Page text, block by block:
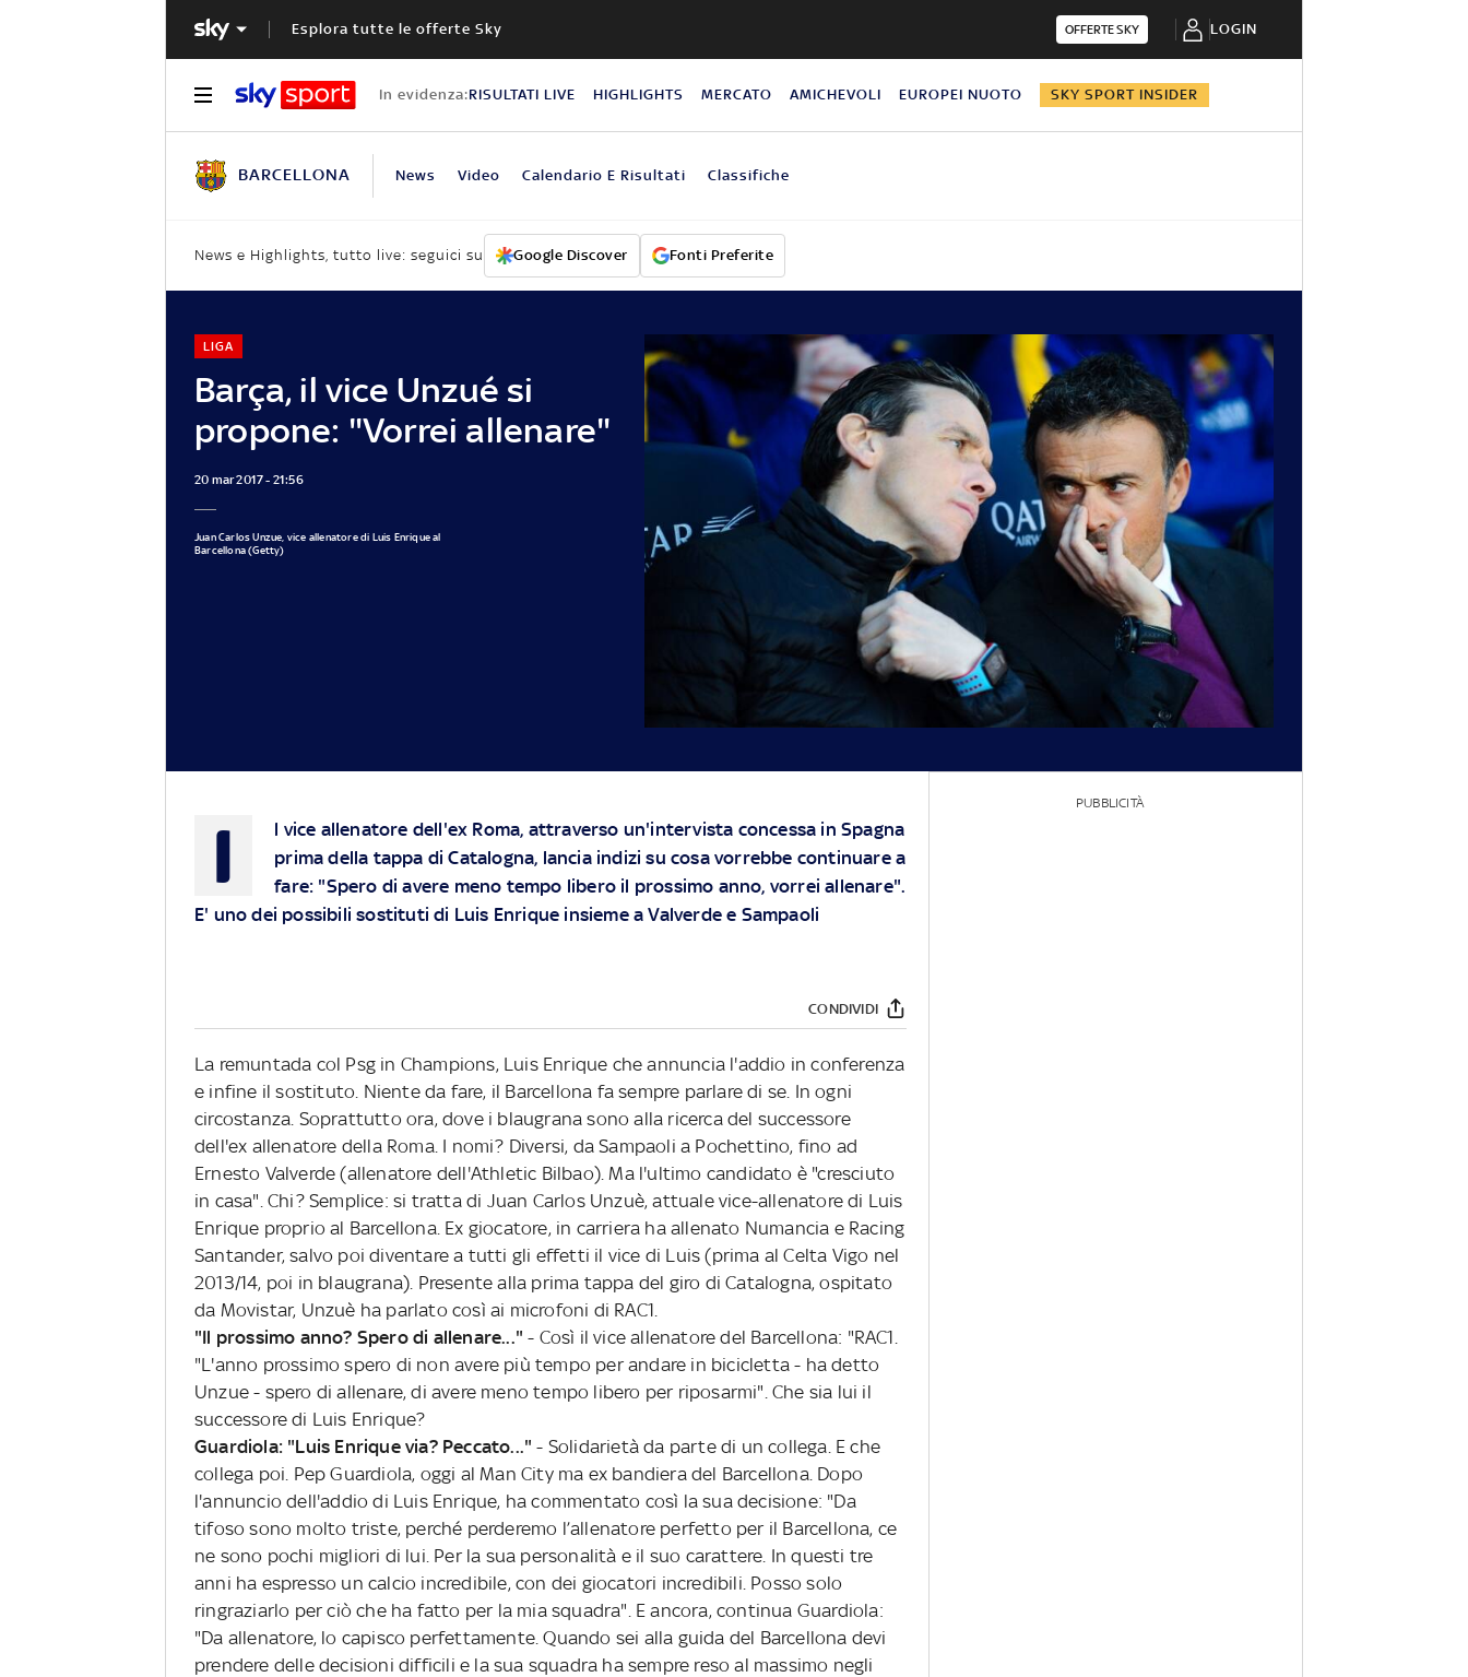
Esplora tutte le offerte Sky OFFERTE SKY LOGIN
In evidenza:RISULTATI LIVE HIGHLIGHTS MERCATO AMICHEVOLI EUROPEI NUOTO SKY SPORT INSIDER
BARCELLONA News Video Calendario E Risultati Classifiche
News e Highlights, tutto live: seguici su Google Discover Fonti Preferite
Barça, il vice Unzué si
propone: "Vorrei allenare"
LIGA
20 mar 2017 - 21:56
Juan Carlos Unzue, vice allenatore di Luis Enrique al
Barcellona (Getty)
I
l vice allenatore dell'ex Roma, attraverso un'intervista concessa in Spagna
prima della tappa di Catalogna, lancia indizi su cosa vorrebbe continuare a
fare: "Spero di avere meno tempo libero il prossimo anno, vorrei allenare".
E' uno dei possibili sostituti di Luis Enrique insieme a Valverde e Sampaoli
CONDIVIDI
La remuntada col Psg in Champions, Luis Enrique che annuncia l'addio in conferenza
e infine il sostituto. Niente da fare, il Barcellona fa sempre parlare di se. In ogni
circostanza. Soprattutto ora, dove i blaugrana sono alla ricerca del successore
dell'ex allenatore della Roma. I nomi? Diversi, da Sampaoli a Pochettino, fino ad
Ernesto Valverde (allenatore dell'Athletic Bilbao). Ma l'ultimo candidato è "cresciuto
in casa". Chi? Semplice: si tratta di Juan Carlos Unzuè, attuale vice-allenatore di Luis
Enrique proprio al Barcellona. Ex giocatore, in carriera ha allenato Numancia e Racing
Santander, salvo poi diventare a tutti gli effetti il vice di Luis (prima al Celta Vigo nel
2013/14, poi in blaugrana). Presente alla prima tappa del giro di Catalogna, ospitato
da Movistar, Unzuè ha parlato così ai microfoni di RAC1.
"Il prossimo anno? Spero di allenare..." - Così il vice allenatore del Barcellona: "RAC1.
"L'anno prossimo spero di non avere più tempo per andare in bicicletta - ha detto
Unzue - spero di allenare, di avere meno tempo libero per riposarmi". Che sia lui il
successore di Luis Enrique?
Guardiola: "Luis Enrique via? Peccato..."- Solidarietà da parte di un collega. E che
collega poi. Pep Guardiola, oggi al Man City ma ex bandiera del Barcellona. Dopo
l'annuncio dell'addio di Luis Enrique, ha commentato così la sua decisione: "Da
tifoso sono molto triste, perché perderemo l’allenatore perfetto per il Barcellona, ce
ne sono pochi migliori di lui. Per la sua personalità e il suo carattere. In questi tre
anni ha espresso un calcio incredibile, con dei giocatori incredibili. Posso solo
ringraziarlo per ciò che ha fatto per la mia squadra". E ancora, continua Guardiola:
"Da allenatore, lo capisco perfettamente. Quando sei alla guida del Barcellona devi
prendere delle decisioni difficili e la sua squadra ha sempre reso al massimo negli
PUBBLICITÀ